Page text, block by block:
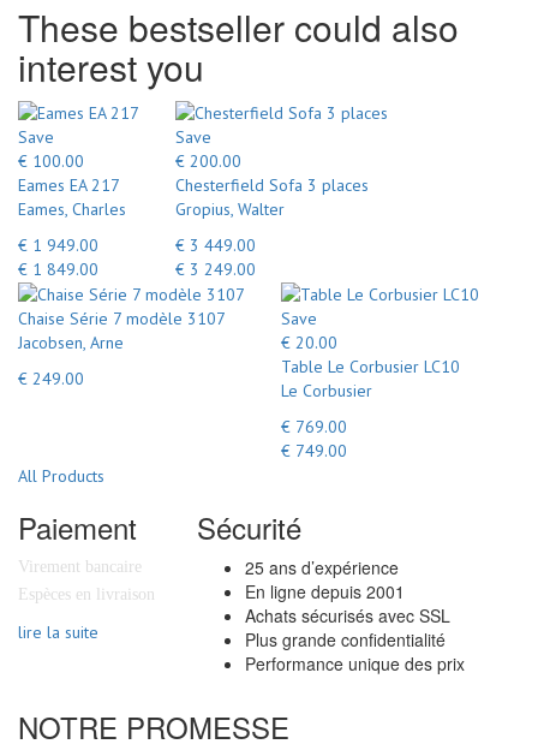
These bestseller could also
interest you
Save
€ 100.00
Eames EA 217
Eames, Charles
€ 1 949.00
€ 1 849.00
Save
€ 200.00
Chesterfield Sofa 3 places
Gropius, Walter
€ 3 449.00
€ 3 249.00
Chaise Série 7 modèle 3107
Jacobsen, Arne
€ 249.00
Save
€ 20.00
Table Le Corbusier LC10
Le Corbusier
€ 769.00
€ 749.00
All Products
Paiement
Virement bancaire
Espèces en livraison
lire la suite
Sécurité
25 ans d’expérience
En ligne depuis 2001
Achats sécurisés avec SSL
Plus grande confidentialité
Performance unique des prix
NOTRE PROMESSE